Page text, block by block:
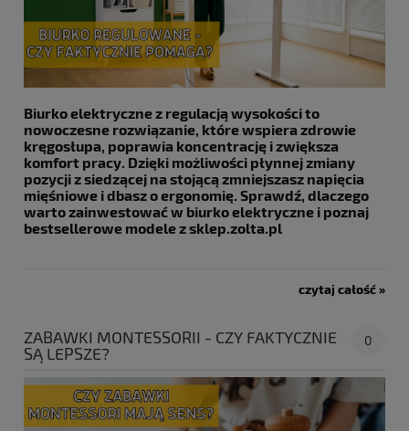
Biurko elektryczne z regulacją wysokości to
nowoczesne rozwiązanie, które wspiera zdrowie
kręgosłupa, poprawia koncentrację i zwiększa
komfort pracy. Dzięki możliwości płynnej zmiany
pozycji z siedzącej na stojącą zmniejszasz napięcia
mięśniowe i dbasz o ergonomię. Sprawdź, dlaczego
warto zainwestować w biurko elektryczne i poznaj
bestsellerowe modele z sklep.zolta.pl
czytaj całość »
ZABAWKI MONTESSORII - CZY FAKTYCZNIE
SĄ LEPSZE?
0